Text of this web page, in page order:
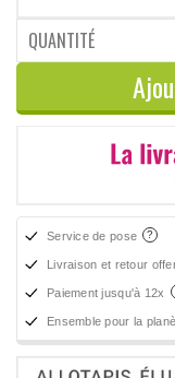
QUANTITÉ
Service de pose
Livraison et retour
Paiement jusqu'à 12x
Ensemble pour la